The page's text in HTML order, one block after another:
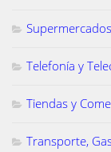
Telefonía y
Tiendas y
Transporte,